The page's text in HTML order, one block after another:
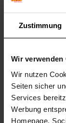
Zustimmung
Wir verwenden
Wir nutzen
Seiten sicher
Services
Werbung
Homepage,
schnelles
Lautstärke
Farbe
Schutzart: